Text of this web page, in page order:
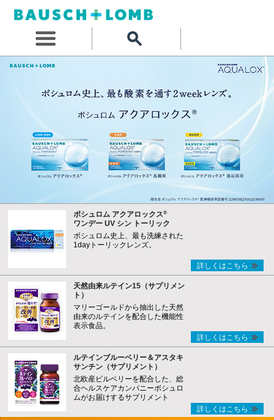
ボシュロム アクアロックス®
ワンデー UV シン トーリック
ボシュロム史上、最も洗練された
1dayトーリックレンズ。
詳しくはこちら
天然由来ルテイン15（サプリメン
ト）
マリーゴールドから抽出した天然
由来のルテインを配合した機能性
表示食品。
詳しくはこちら
ルテインブルーベリー＆アスタキ
サンチン（サプリメント）
北欧産ビルベリーを配合した、総
合ヘルスケアカンパニーボシュロ
ムがお届けするサプリメント
詳しくはこちら